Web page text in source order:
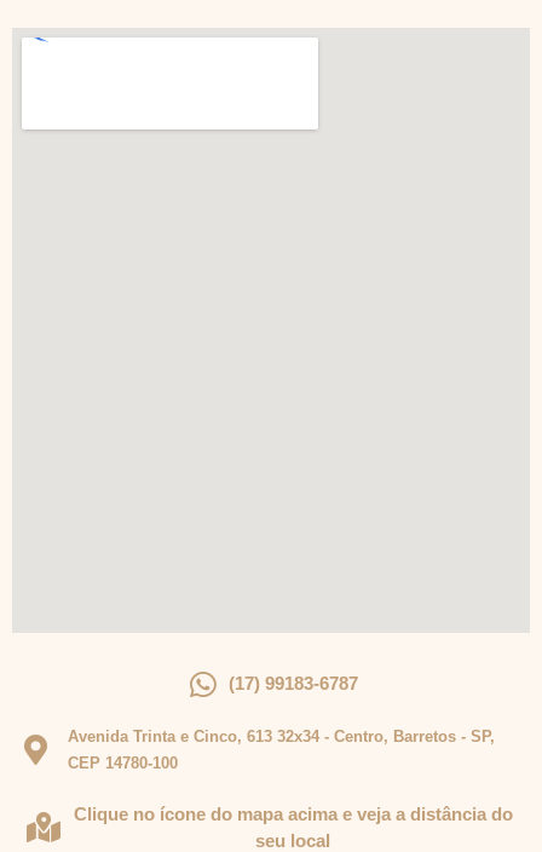
(17) 99183-6787
Avenida Trinta e Cinco, 613 32x34 - Centro, Barretos - SP,
CEP 14780-100
Clique no ícone do mapa acima e veja a distância do
seu local